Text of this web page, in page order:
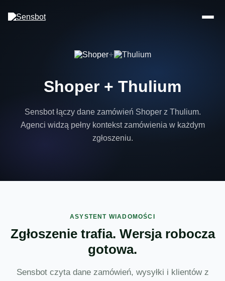
+
Shoper + Thulium
Sensbot łączy dane zamówień Shoper z Thulium.
Agenci widzą pełny kontekst zamówienia w każdym
zgłoszeniu.
ASYSTENT WIADOMOŚCI
Zgłoszenie trafia. Wersja robocza
gotowa.
Sensbot czyta dane zamówień, wysyłki i klientów z